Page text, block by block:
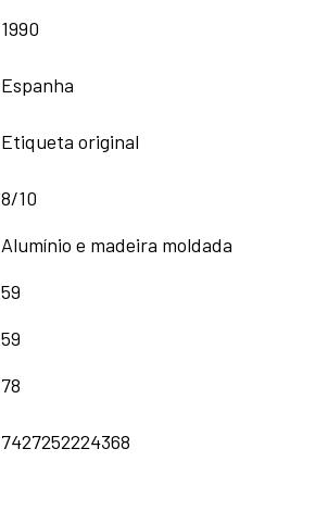
1990
Espanha
Etiqueta original
8/10
Alumínio e madeira moldada
59
59
78
7427252224368